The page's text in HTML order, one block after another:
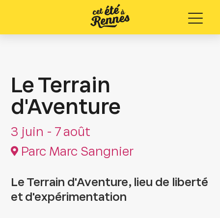
Menu
Le Terrain
d'Aventure
3 juin - 7 août
Parc Marc Sangnier
Le Terrain d'Aventure, lieu de liberté
et d'expérimentation